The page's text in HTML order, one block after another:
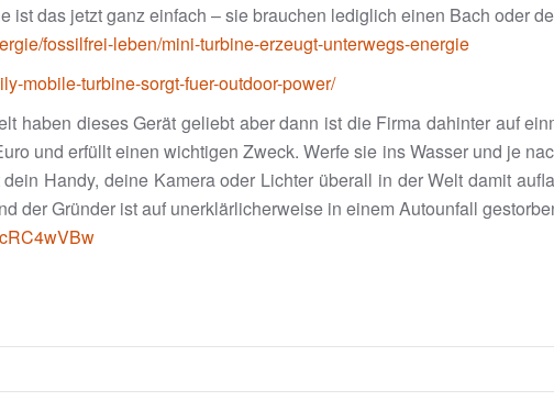
ist das jetzt ganz einfach – sie brauchen lediglich einen Bach oder
fossilfrei-leben/mini-turbine-erzeugt-unterwegs-energie
mobile-turbine-sorgt-fuer-outdoor-power/
haben dieses Gerät geliebt aber dann ist die Firma dahinter auf
und erfüllt einen wichtigen Zweck. Werfe sie ins Wasser und je
Handy, deine Kamera oder Lichter überall in der Welt damit
der Gründer ist auf unerklärlicherweise in einem Autounfall